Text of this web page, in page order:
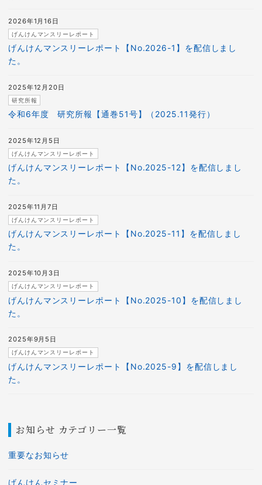
げんけんマンスリーレポート【No.2026-1】を配信しまし
た。
げんけんマンスリーレポート
2026年1月16日
令和6年度 研究所報【通巻51号】（2025.11発行）
研究所報
2025年12月20日
げんけんマンスリーレポート【No.2025-12】を配信しまし
た。
げんけんマンスリーレポート
2025年12月5日
げんけんマンスリーレポート【No.2025-11】を配信しまし
た。
げんけんマンスリーレポート
2025年11月7日
げんけんマンスリーレポート【No.2025-10】を配信しまし
た。
げんけんマンスリーレポート
2025年10月3日
げんけんマンスリーレポート【No.2025-9】を配信しまし
た。
げんけんマンスリーレポート
2025年9月5日
お知らせ カテゴリー一覧
重要なお知らせ
げんけんセミナー